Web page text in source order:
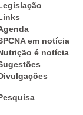
em notícia
é notícia